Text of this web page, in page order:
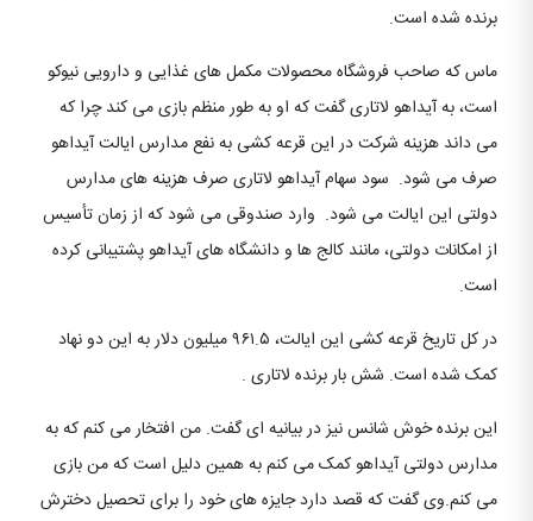
برنده شده است.
ماس که صاحب فروشگاه محصولات مکمل های غذایی و دارویی نیوکو
است، به آیداهو لاتاری گفت که او به طور منظم بازی می کند چرا که
می داند هزینه شرکت در این قرعه کشی به نفع مدارس ایالت آیداهو
صرف می شود. سود سهام آیداهو لاتاری صرف هزینه های مدارس
دولتی این ایالت می شود. وارد صندوقی می شود که از زمان تأسیس
از امکانات دولتی، مانند کالج ها و دانشگاه های آیداهو پشتیبانی کرده
است.
در کل تاریخ قرعه کشی این ایالت، ۹۶۱.۵ میلیون دلار به این دو نهاد
کمک شده است. شش بار برنده لاتاری .
این برنده خوش شانس نیز در بیانیه ای گفت. من افتخار می کنم که به
مدارس دولتی آیداهو کمک می کنم به همین دلیل است که من بازی
می کنم.وی گفت که قصد دارد جایزه های خود را برای تحصیل دخترش